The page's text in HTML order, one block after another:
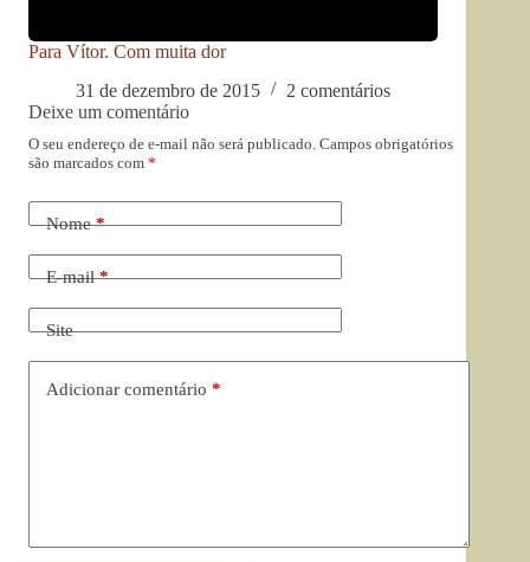
Para Vítor. Com muita dor
31 de dezembro de 2015
2 comentários
Deixe um comentário
O seu endereço de e-mail não será publicado. Campos obrigatórios
são marcados com *
Nome*
E-mail*
Site
Adicionar comentário *